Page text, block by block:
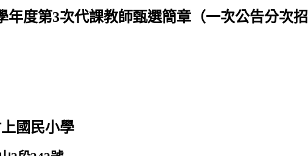
年度第3次代課教師甄選簡章（一次公告分次招
國民小學